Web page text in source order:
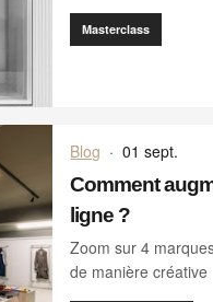
Masterclass
Blog · 01 sept.
Comment
ligne ?
Zoom sur 4
de manière créative